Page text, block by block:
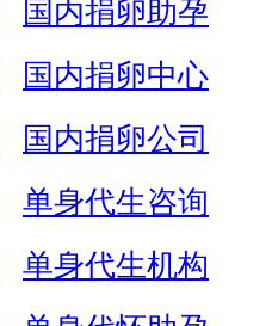
国内捐卵助孕
国内捐卵中心
国内捐卵公司
单身代生咨询
单身代生机构